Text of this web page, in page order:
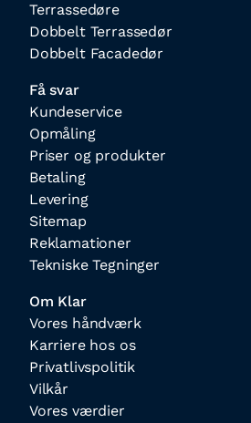
Terrassedøre
Dobbelt Terrassedør
Dobbelt Facadedør
Få svar
Kundeservice
Opmåling
Priser og produkter
Betaling
Levering
Sitemap
Reklamationer
Tekniske Tegninger
Om Klar
Vores håndværk
Karriere hos os
Privatlivspolitik
Vilkår
Vores værdier